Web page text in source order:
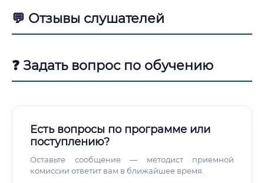
💬 Отзывы слушателей
❓ Задать вопрос по обучению
Есть вопросы по программе или
поступлению?
Оставьте сообщение — методист приемной
комиссии ответит вам в ближайшее время.